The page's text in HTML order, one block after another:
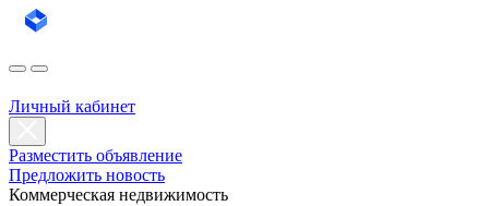
Личный кабинет
Разместить объявление
Предложить новость
Коммерческая недвижимость